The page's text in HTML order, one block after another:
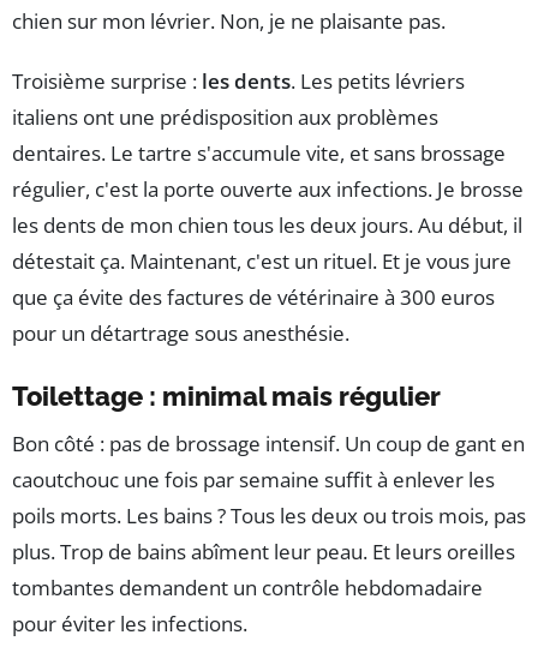
chien sur mon lévrier. Non, je ne plaisante pas.
Troisième surprise : les dents. Les petits lévriers
italiens ont une prédisposition aux problèmes
dentaires. Le tartre s'accumule vite, et sans brossage
régulier, c'est la porte ouverte aux infections. Je brosse
les dents de mon chien tous les deux jours. Au début, il
détestait ça. Maintenant, c'est un rituel. Et je vous jure
que ça évite des factures de vétérinaire à 300 euros
pour un détartrage sous anesthésie.
Toilettage : minimal mais régulier
Bon côté : pas de brossage intensif. Un coup de gant en
caoutchouc une fois par semaine suffit à enlever les
poils morts. Les bains ? Tous les deux ou trois mois, pas
plus. Trop de bains abîment leur peau. Et leurs oreilles
tombantes demandent un contrôle hebdomadaire
pour éviter les infections.